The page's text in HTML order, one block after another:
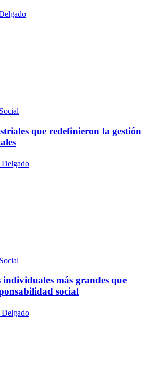
que redefinieron la gestión
individuales más grandes que
social